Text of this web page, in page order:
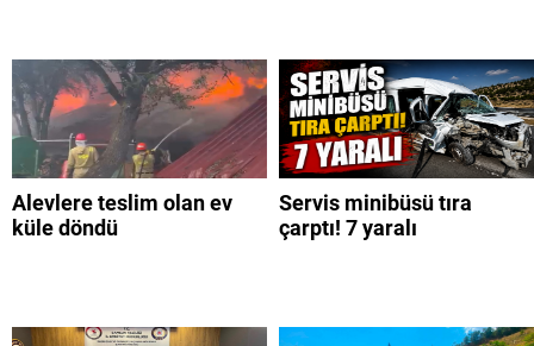
Alevlere teslim olan ev
küle döndü
Servis minibüsü tıra
çarptı! 7 yaralı